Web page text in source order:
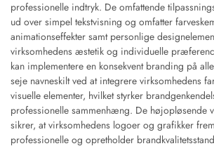
professionelle indtryk. De omfattende
ud over simpel tekstvisning og omfatter
animationseffekter samt personlige
virksomhedens æstetik og individuelle
kan implementere en konsekvent branding på
seje navneskilt ved at integrere virksomhedens
visuelle elementer, hvilket styrker
professionelle sammenhæng. De højopløsende
sikrer, at virksomhedens logoer og grafikker
professionelle og opretholder